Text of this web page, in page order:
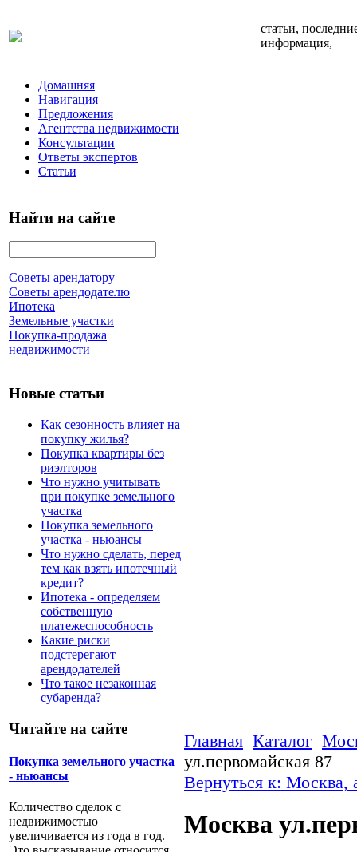
статьи,
информация,
Домашняя
Навигация
Предложения
Агентства недвижимости
Консультации
Ответы экспертов
Статьи
Найти на сайте
Советы арендатору
Советы арендодателю
Ипотека
Земельные участки
Покупка-продажа
недвижимости
Новые статьи
Как сезонность влияет на
покупку жилья?
Покупка квартиры без
риэлторов
Что нужно учитывать
при покупке земельного
участка
Покупка земельного
участка - ньюансы
Что нужно сделать, перед
тем как взять ипотечный
кредит?
Ипотека - определяем
собственную
платежеспособность
Какие риски
подстерегают
арендодателей
Что такое незаконная
субаренда?
Читайте на сайте
Покупка земельного участка
- ньюансы
Количество сделок с
недвижимостью
увеличивается из года в год.
Главная Каталог
ул.первомайская 87
Вернуться к: Москва,
Москва